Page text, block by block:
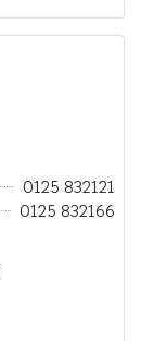
0125 832121
0125 832166